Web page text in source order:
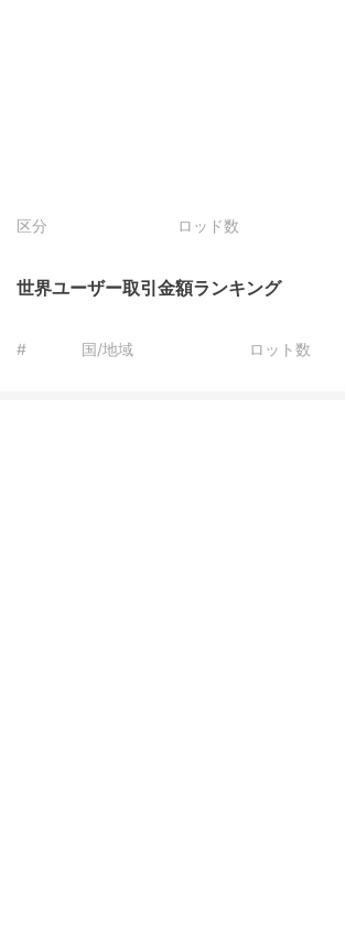
区分 ロッド数
世界ユーザー取引金額ランキング
# 国/地域 ロット数